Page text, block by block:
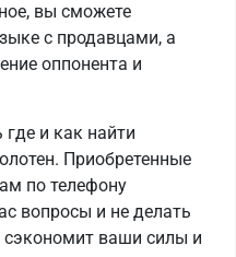
вы сможете
с продавцами, а
оппонента и
и как найти
Приобретенные
по телефону
вопросы и не делать
сэкономит ваши силы и